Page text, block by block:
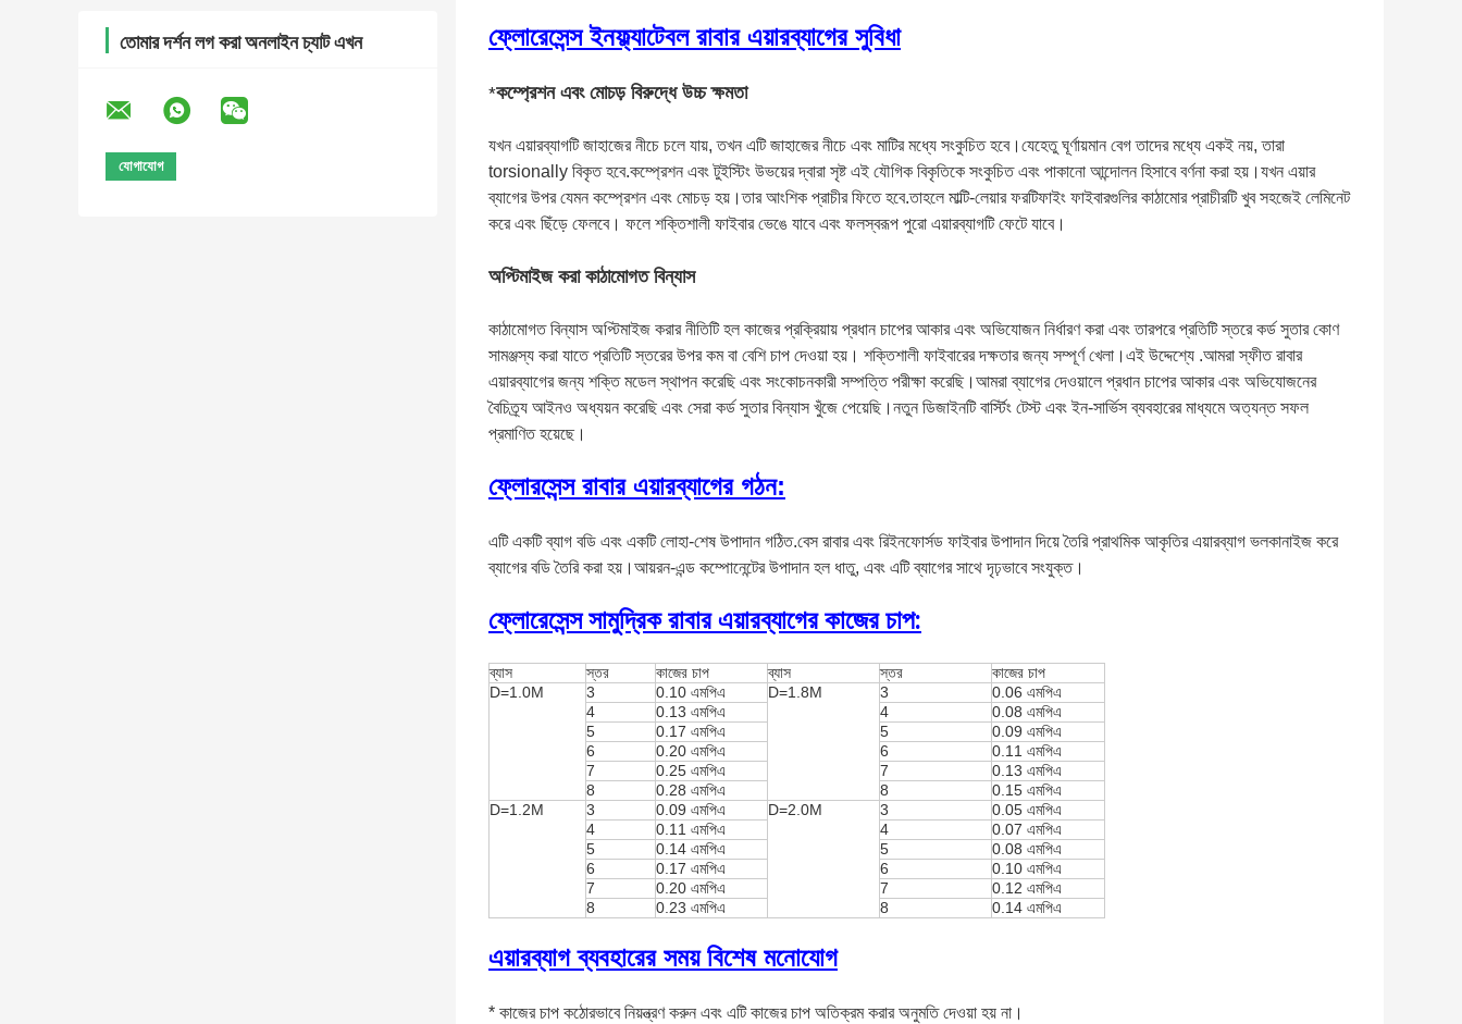
তোমার দর্শন লগ করা অনলাইন চ্যাট এখন
ফ্লোরেসেন্স ইনফ্ল্যাটেবল রাবার এয়ারব্যাগের সুবিধা
*কম্প্রেশন এবং মোচড় বিরুদ্ধে উচ্চ ক্ষমতা
যখন এয়ারব্যাগটি জাহাজের নীচে চলে যায়, তখন এটি জাহাজের নীচে এবং মাটির মধ্যে সংকুচিত হবে।যেহেতু ঘূর্ণায়মান বেগ তাদের মধ্যে একই নয়, তারা
torsionally বিকৃত হবে.কম্প্রেশন এবং টুইস্টিং উভয়ের দ্বারা সৃষ্ট এই যৌগিক বিকৃতিকে সংকুচিত এবং পাকানো আন্দোলন হিসাবে বর্ণনা করা হয়।যখন এয়ার
ব্যাগের উপর যেমন কম্প্রেশন এবং মোচড় হয়।তার আংশিক প্রাচীর ফিতে হবে.তাহলে মাল্টি-লেয়ার ফরটিফাইং ফাইবারগুলির কাঠামোর প্রাচীরটি খুব সহজেই লেমিনেট
করে এবং ছিঁড়ে ফেলবে। ফলে শক্তিশালী ফাইবার ভেঙে যাবে এবং ফলস্বরূপ পুরো এয়ারব্যাগটি ফেটে যাবে।
অপ্টিমাইজ করা কাঠামোগত বিন্যাস
কাঠামোগত বিন্যাস অপ্টিমাইজ করার নীতিটি হল কাজের প্রক্রিয়ায় প্রধান চাপের আকার এবং অভিযোজন নির্ধারণ করা এবং তারপরে প্রতিটি স্তরে কর্ড সুতার কোণ
সামঞ্জস্য করা যাতে প্রতিটি স্তরের উপর কম বা বেশি চাপ দেওয়া হয়। শক্তিশালী ফাইবারের দক্ষতার জন্য সম্পূর্ণ খেলা।এই উদ্দেশ্যে .আমরা স্ফীত রাবার
এয়ারব্যাগের জন্য শক্তি মডেল স্থাপন করেছি এবং সংকোচনকারী সম্পত্তি পরীক্ষা করেছি।আমরা ব্যাগের দেওয়ালে প্রধান চাপের আকার এবং অভিযোজনের
বৈচিত্র্য আইনও অধ্যয়ন করেছি এবং সেরা কর্ড সুতার বিন্যাস খুঁজে পেয়েছি।নতুন ডিজাইনটি বার্স্টিং টেস্ট এবং ইন-সার্ভিস ব্যবহারের মাধ্যমে অত্যন্ত সফল
প্রমাণিত হয়েছে।
ফ্লোরসেন্স রাবার এয়ারব্যাগের গঠন:
এটি একটি ব্যাগ বডি এবং একটি লোহা-শেষ উপাদান গঠিত.বেস রাবার এবং রিইনফোর্সড ফাইবার উপাদান দিয়ে তৈরি প্রাথমিক আকৃতির এয়ারব্যাগ ভলকানাইজ করে
ব্যাগের বডি তৈরি করা হয়।আয়রন-এন্ড কম্পোনেন্টের উপাদান হল ধাতু, এবং এটি ব্যাগের সাথে দৃঢ়ভাবে সংযুক্ত।
ফ্লোরেসেন্স সামুদ্রিক রাবার এয়ারব্যাগের কাজের চাপ:
ব্যাস স্তর কাজের চাপ ব্যাস স্তর
কাজের চাপ
D=1.0M
3 0.10 এমপিএ D=1.8M 3
0.06 এমপিএ
4
0.13 এমপিএ 4
0.08 এমপিএ
5
0.17 এমপিএ 5
0.09 এমপিএ
6
0.20 এমপিএ 6
0.11 এমপিএ
7
0.25 এমপিএ 7
0.13 এমপিএ
8
0.28 এমপিএ 8
0.15 এমপিএ
D=1.2M
3 0.09 এমপিএ D=2.0M 3
0.05 এমপিএ
4
0.11 এমপিএ 4
0.07 এমপিএ
5
0.14 এমপিএ 5
0.08 এমপিএ
6
0.17 এমপিএ 6
0.10 এমপিএ
7
0.20 এমপিএ 7
0.12 এমপিএ
8
0.23 এমপিএ 8 0.14 এমপিএ
এয়ারব্যাগ ব্যবহারের সময় বিশেষ মনোযোগ
* কাজের চাপ কঠোরভাবে নিয়ন্ত্রণ করুন এবং এটি কাজের চাপ অতিক্রম করার অনুমতি দেওয়া হয় না।